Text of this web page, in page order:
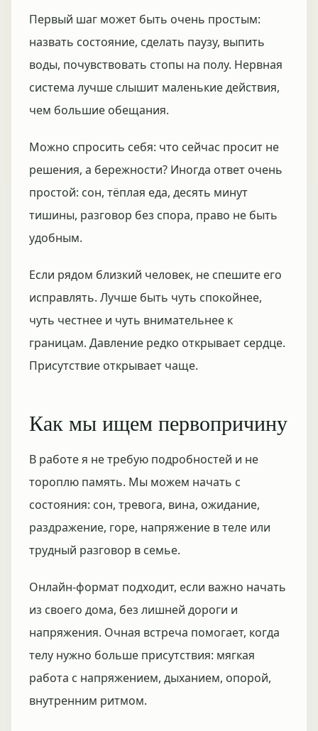
Первый шаг может быть очень простым:
назвать состояние, сделать паузу, выпить
воды, почувствовать стопы на полу. Нервная
система лучше слышит маленькие действия,
чем большие обещания.
Можно спросить себя: что сейчас просит не
решения, а бережности? Иногда ответ очень
простой: сон, тёплая еда, десять минут
тишины, разговор без спора, право не быть
удобным.
Если рядом близкий человек, не спешите его
исправлять. Лучше быть чуть спокойнее,
чуть честнее и чуть внимательнее к
границам. Давление редко открывает сердце.
Присутствие открывает чаще.
Как мы ищем первопричину
В работе я не требую подробностей и не
тороплю память. Мы можем начать с
состояния: сон, тревога, вина, ожидание,
раздражение, горе, напряжение в теле или
трудный разговор в семье.
Онлайн-формат подходит, если важно начать
из своего дома, без лишней дороги и
напряжения. Очная встреча помогает, когда
телу нужно больше присутствия: мягкая
работа с напряжением, дыханием, опорой,
внутренним ритмом.